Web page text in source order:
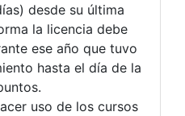
desde su última
la licencia debe
ese año que tuvo
hasta el día de la
uso de los cursos